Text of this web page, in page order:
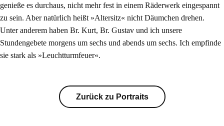
genieße es durchaus, nicht mehr fest in einem Räderwerk eingespannt
zu sein. Aber natürlich heißt »Altersitz« nicht Däumchen drehen.
Unter anderem haben Br. Kurt, Br. Gustav und ich unsere
Stundengebete morgens um sechs und abends um sechs. Ich empfinde
sie stark als »Leuchtturmfeuer«.
Zurück zu Portraits